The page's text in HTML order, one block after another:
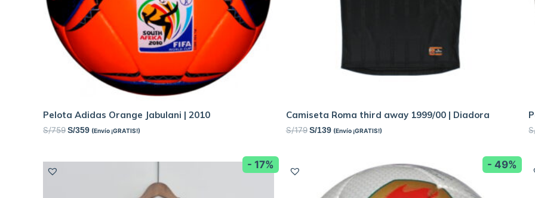
Pelota Adidas Orange Jabulani | 2010
S/759 S/359 (Envío ¡GRATIS!)
Camiseta Roma third away 1999/00 | Diadora
S/179 S/139 (Envío ¡GRATIS!)
- 17% - 49%